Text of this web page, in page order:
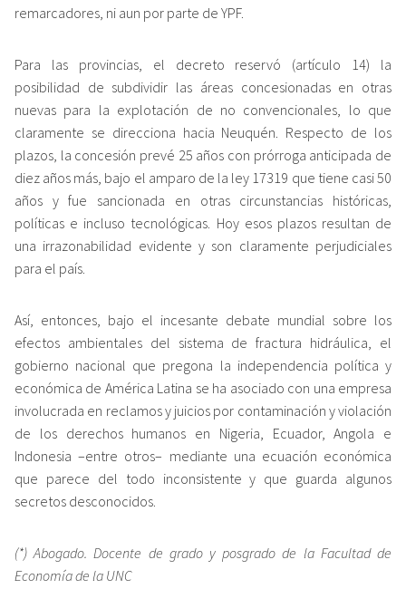
remarcadores, ni aun por parte de YPF.
Para las provincias, el decreto reservó (artículo 14) la
posibilidad de subdividir las áreas concesionadas en otras
nuevas para la explotación de no convencionales, lo que
claramente se direcciona hacia Neuquén. Respecto de los
plazos, la concesión prevé 25 años con prórroga anticipada de
diez años más, bajo el amparo de la ley 17319 que tiene casi 50
años y fue sancionada en otras circunstancias históricas,
políticas e incluso tecnológicas. Hoy esos plazos resultan de
una irrazonabilidad evidente y son claramente perjudiciales
para el país.
Así, entonces, bajo el incesante debate mundial sobre los
efectos ambientales del sistema de fractura hidráulica, el
gobierno nacional que pregona la independencia política y
económica de América Latina se ha asociado con una empresa
involucrada en reclamos y juicios por contaminación y violación
de los derechos humanos en Nigeria, Ecuador, Angola e
Indonesia –entre otros– mediante una ecuación económica
que parece del todo inconsistente y que guarda algunos
secretos desconocidos.
(*) Abogado. Docente de grado y posgrado de la Facultad de
Economía de la UNC